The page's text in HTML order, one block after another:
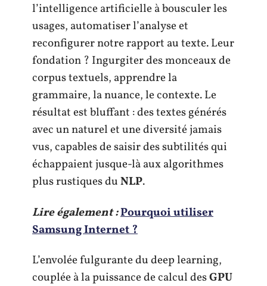
l’intelligence artificielle à bousculer les
usages, automatiser l’analyse et
reconfigurer notre rapport au texte. Leur
fondation ? Ingurgiter des monceaux de
corpus textuels, apprendre la
grammaire, la nuance, le contexte. Le
résultat est bluffant : des textes générés
avec un naturel et une diversité jamais
vus, capables de saisir des subtilités qui
échappaient jusque-là aux algorithmes
plus rustiques duNLP.
Lire également :Pourquoi utiliser
Samsung Internet ?
L’envolée fulgurante du deep learning,
couplée à la puissance de calcul desGPU